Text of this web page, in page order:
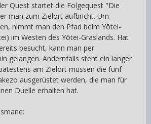
Quest startet die Folgequest "Die
man zum Zielort aufbricht. Um
nimmt man den Pfad beim Yōtei-
im Westen des Yōtei-Graslands. Hat
besucht, kann man per
gelangen. Andernfalls steht ein langer
am Zielort müssen die fünf
ausgerüstet werden, die man für
Duelle erhalten hat.